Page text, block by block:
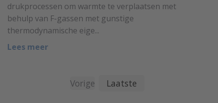
drukprocessen om warmte te verplaatsen met
behulp van F-gassen met gunstige
thermodynamische eige...
Lees meer
Vorige Laatste